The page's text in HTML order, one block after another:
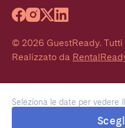
Seleziona le date per vedere
© 2026 GuestReady. Tutti
Realizzato da